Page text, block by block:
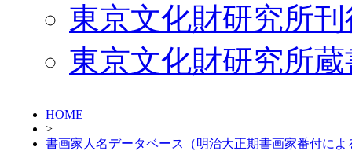
東京文化財研究所
東京文化財研究所
HOME
>
書画家人名データベース（明治大正期書画家番付によ